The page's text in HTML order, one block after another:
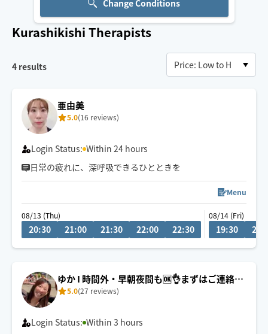
Change Conditions
Kurashikishi Therapists
4 results
亜由美
5.0(16 reviews)
Login Status: Within 24 hours
日常の疲れに、深呼吸できるひとときを
Menu
08/13 (Thu)
20:30 21:00 21:30 22:00 22:30
08/14 (Fri)
19:30
ゆか I 時間外・早朝夜間も🆗👌まずはご連絡く
ださい☺️
5.0(27 reviews)
Login Status: Within 3 hours